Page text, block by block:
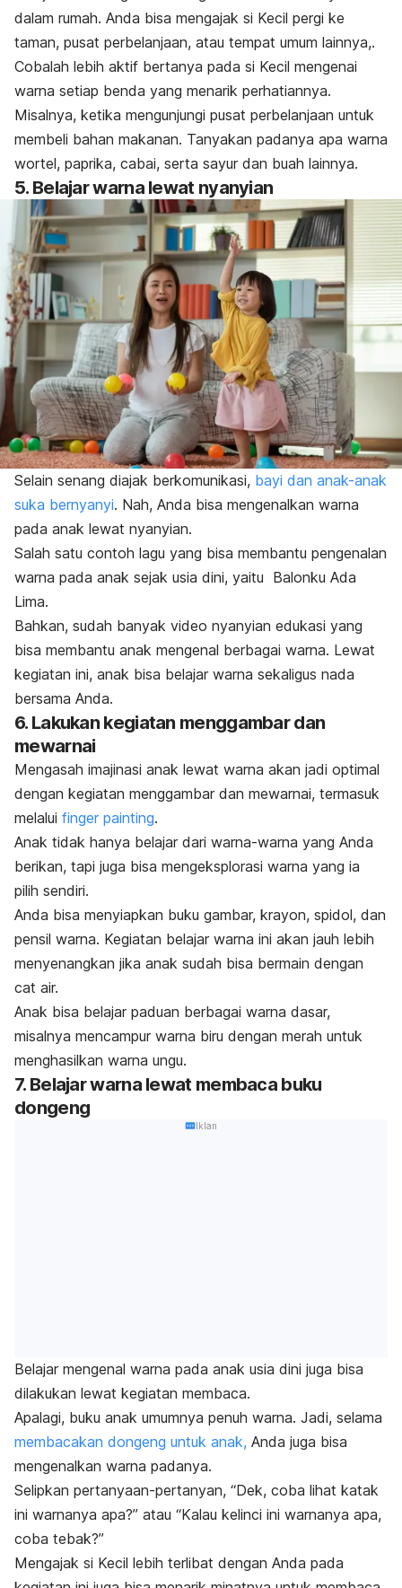
dalam rumah. Anda bisa mengajak si Kecil pergi ke
taman, pusat perbelanjaan, atau tempat umum lainnya,.
Cobalah lebih aktif bertanya pada si Kecil mengenai
warna setiap benda yang menarik perhatiannya.
Misalnya, ketika mengunjungi pusat perbelanjaan untuk
membeli bahan makanan. Tanyakan padanya apa warna
wortel, paprika, cabai, serta sayur dan buah lainnya.
5. Belajar warna lewat nyanyian
Selain senang diajak berkomunikasi, bayi dan anak-anak
suka bernyanyi. Nah, Anda bisa mengenalkan warna
pada anak lewat nyanyian.
Salah satu contoh lagu yang bisa membantu pengenalan
warna pada anak sejak usia dini, yaitu Balonku Ada
Lima.
Bahkan, sudah banyak video nyanyian edukasi yang
bisa membantu anak mengenal berbagai warna. Lewat
kegiatan ini, anak bisa belajar warna sekaligus nada
bersama Anda.
6. Lakukan kegiatan menggambar dan
mewarnai
Mengasah imajinasi anak lewat warna akan jadi optimal
dengan kegiatan menggambar dan mewarnai, termasuk
melalui finger painting.
Anak tidak hanya belajar dari warna-warna yang Anda
berikan, tapi juga bisa mengeksplorasi warna yang ia
pilih sendiri.
Anda bisa menyiapkan buku gambar, krayon, spidol, dan
pensil warna. Kegiatan belajar warna ini akan jauh lebih
menyenangkan jika anak sudah bisa bermain dengan
cat air.
Anak bisa belajar paduan berbagai warna dasar,
misalnya mencampur warna biru dengan merah untuk
menghasilkan warna ungu.
7. Belajar warna lewat membaca buku
dongeng
Iklan
Belajar mengenal warna pada anak usia dini juga bisa
dilakukan lewat kegiatan membaca.
Apalagi, buku anak umumnya penuh warna. Jadi, selama
membacakan dongeng untuk anak, Anda juga bisa
mengenalkan warna padanya.
Selipkan pertanyaan-pertanyan, “Dek, coba lihat katak
ini warnanya apa?” atau “Kalau kelinci ini warnanya apa,
coba tebak?”
Mengajak si Kecil lebih terlibat dengan Anda pada